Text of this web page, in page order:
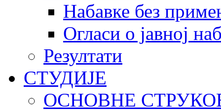
Набавке без
Огласи о јавној
Резултати
СТУДИЈЕ
ОСНОВНЕ